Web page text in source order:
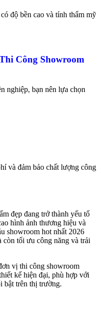
độ bền cao và tính thẩm mỹ
Công Showroom
nghiệp, bạn nên lựa chọn
và đảm bảo chất lượng công
đẹp đang trở thành yếu tố
hình ảnh thương hiệu và
showroom hot nhất 2026
tối ưu công năng và trải
vị thi công showroom
kế hiện đại, phù hợp với
bật trên thị trường.